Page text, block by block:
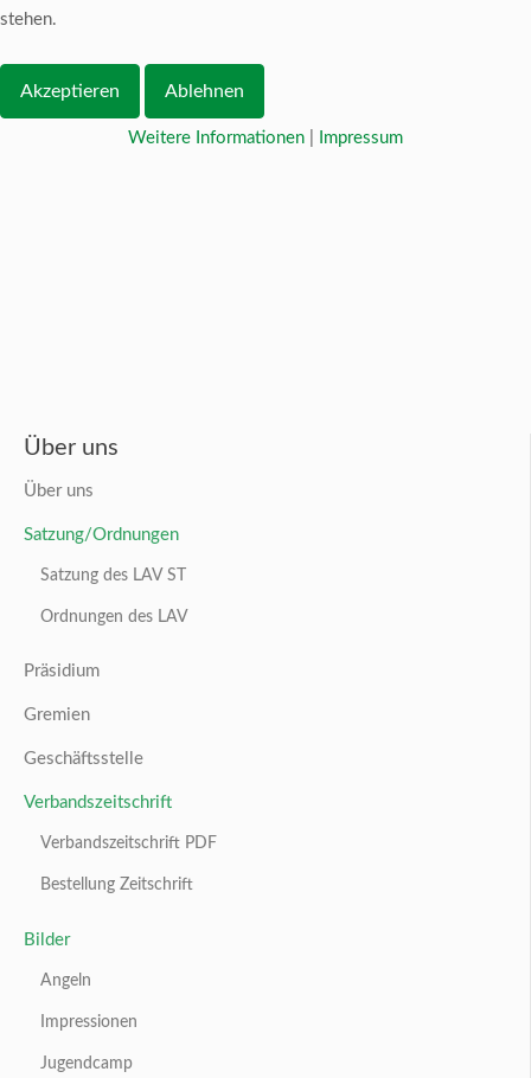
Über uns
Über uns
Satzung/Ordnungen
Satzung des LAV ST
Ordnungen des LAV
Präsidium
Gremien
Geschäftsstelle
Verbandszeitschrift
Verbandszeitschrift PDF
Bestellung Zeitschrift
Bilder
Angeln
Impressionen
Jugendcamp
stehen.
Akzeptieren Ablehnen
Weitere Informationen Impressum